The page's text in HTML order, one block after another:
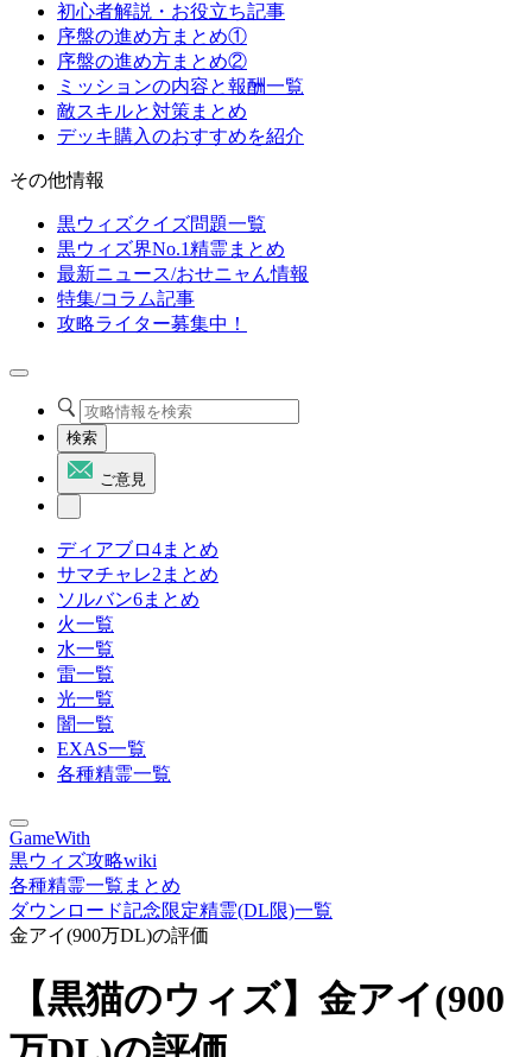
初心者解説・お役立ち記事
序盤の進め方まとめ①
序盤の進め方まとめ②
ミッションの内容と報酬一覧
敵スキルと対策まとめ
デッキ購入のおすすめを紹介
その他情報
黒ウィズクイズ問題一覧
黒ウィズ界No.1精霊まとめ
最新ニュース/おせニャん情報
特集/コラム記事
攻略ライター募集中！
検索
ご意見
ディアブロ4まとめ
サマチャレ2まとめ
ソルバン6まとめ
火一覧
水一覧
雷一覧
光一覧
闇一覧
EXAS一覧
各種精霊一覧
GameWith
黒ウィズ攻略wiki
各種精霊一覧まとめ
ダウンロード記念限定精霊(DL限)一覧
金アイ(900万DL)の評価
【黒猫のウィズ】金アイ(900